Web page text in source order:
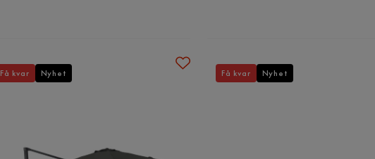
Få kvar Nyhet Få kvar Nyhet